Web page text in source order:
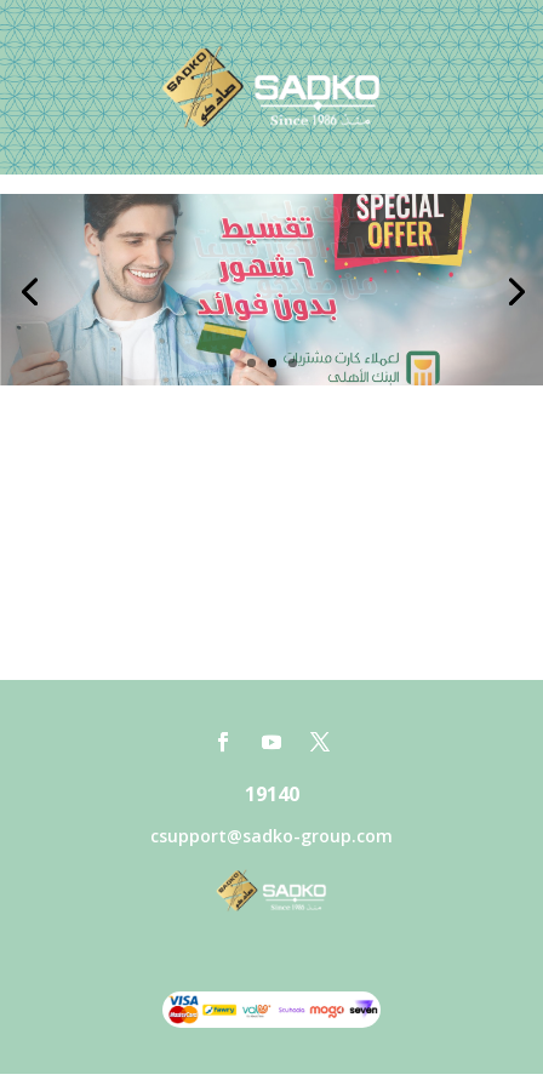
19140
csupport@sadko-group.com